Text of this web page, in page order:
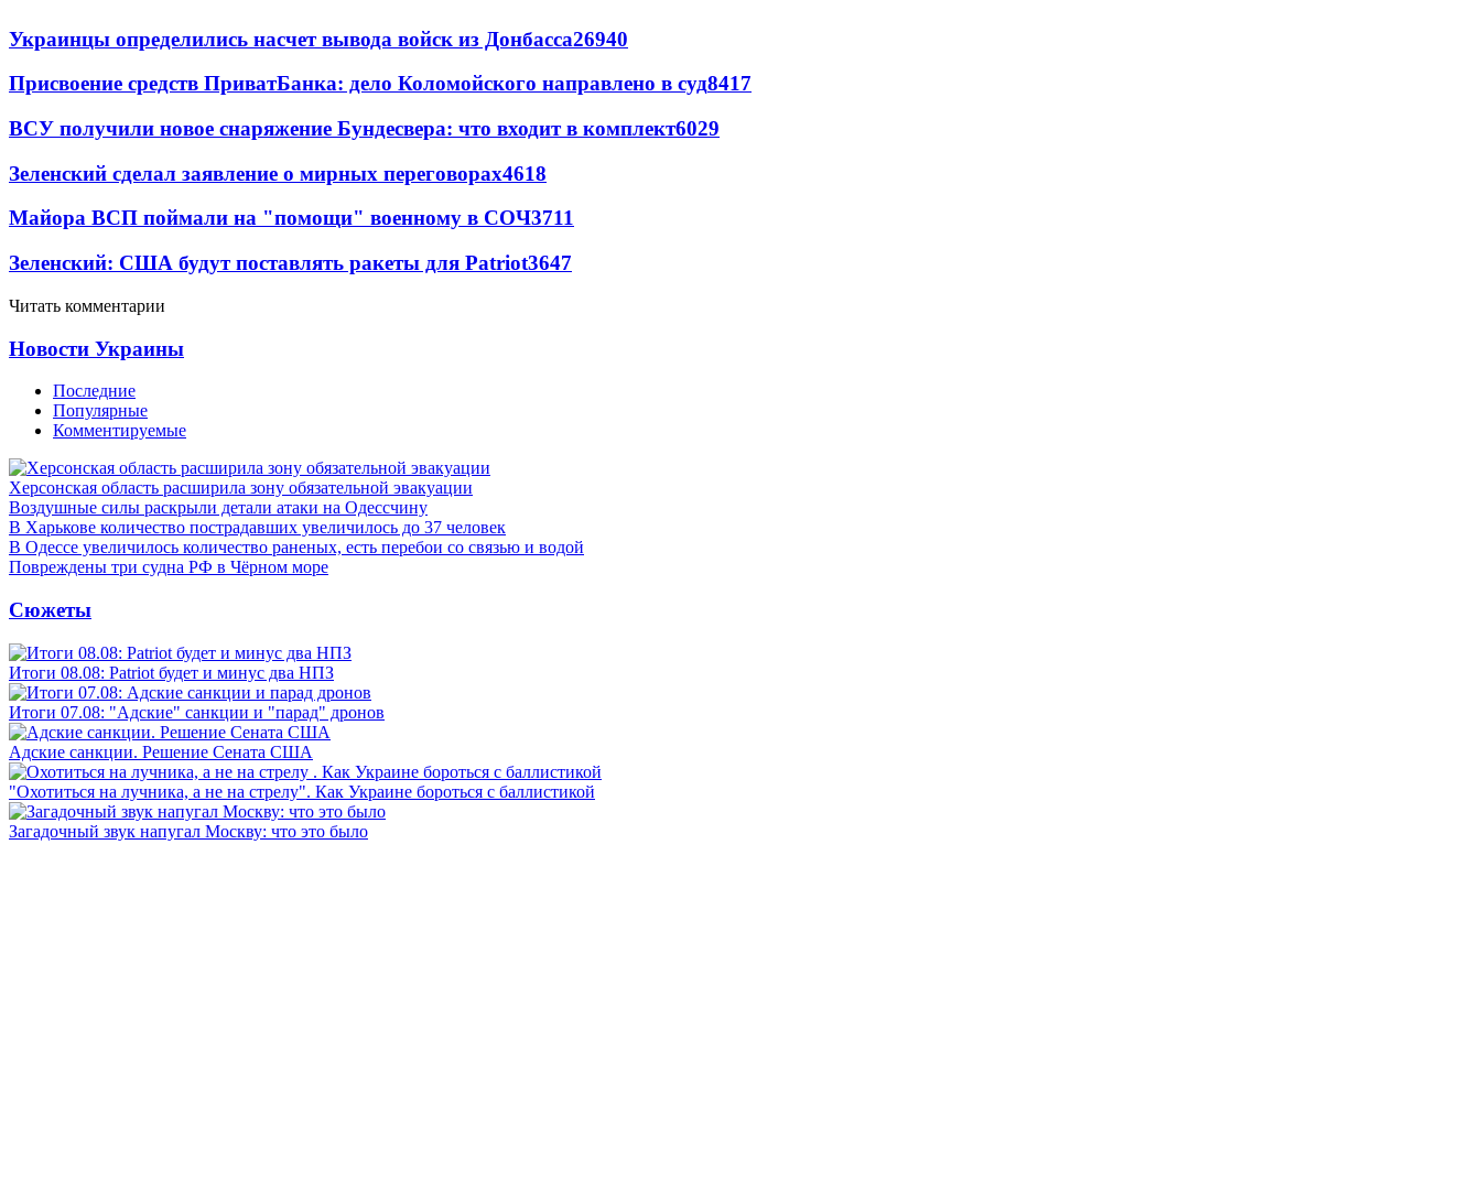
Украинцы определились насчет вывода войск из Донбасса26940
Присвоение средств ПриватБанка: дело Коломойского направлено в суд8417
ВСУ получили новое снаряжение Бундесвера: что входит в комплект6029
Зеленский сделал заявление о мирных переговорах4618
Майора ВСП поймали на "помощи" военному в СОЧ3711
Зеленский: США будут поставлять ракеты для Patriot3647
Читать комментарии
Новости Украины
Последние
Популярные
Комментируемые
Херсонская область расширила зону обязательной эвакуации
Воздушные силы раскрыли детали атаки на Одессчину
В Харькове количество пострадавших увеличилось до 37 человек
В Одессе увеличилось количество раненых, есть перебои со связью и водой
Повреждены три судна РФ в Чёрном море
Сюжеты
Итоги 08.08: Patriot будет и минус два НПЗ
Итоги 07.08: "Адские" санкции и "парад" дронов
Адские санкции. Решение Сената США
"Охотиться на лучника, а не на стрелу". Как Украине бороться с баллистикой
Загадочный звук напугал Москву: что это было